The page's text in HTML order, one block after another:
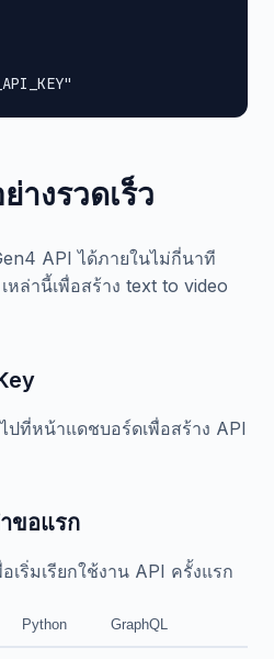
างรวดเร็ว
API ได้ภายในไม่กี่นาที
หล่านี้เพื่อสร้าง text to video
ที่หน้าแดชบอร์ดเพื่อสร้าง API
ขอแรก
เริ่มเรียกใช้งาน API ครั้งแรก
Python GraphQL